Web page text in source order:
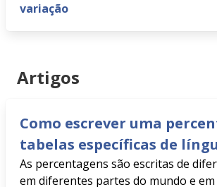
variação
Artigos
Como escrever uma
tabelas específicas de
As percentagens são escritas de
em diferentes partes do mundo e